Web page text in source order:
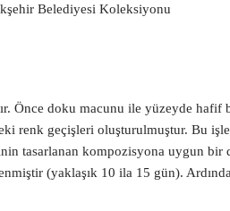
Belediyesi Koleksiyonu
Önce doku macunu ile yüzeyde hafif
renk geçişleri oluşturulmuştur. Bu
tasarlanan kompozisyona uygun bir
(yaklaşık 10 ila 15 gün).